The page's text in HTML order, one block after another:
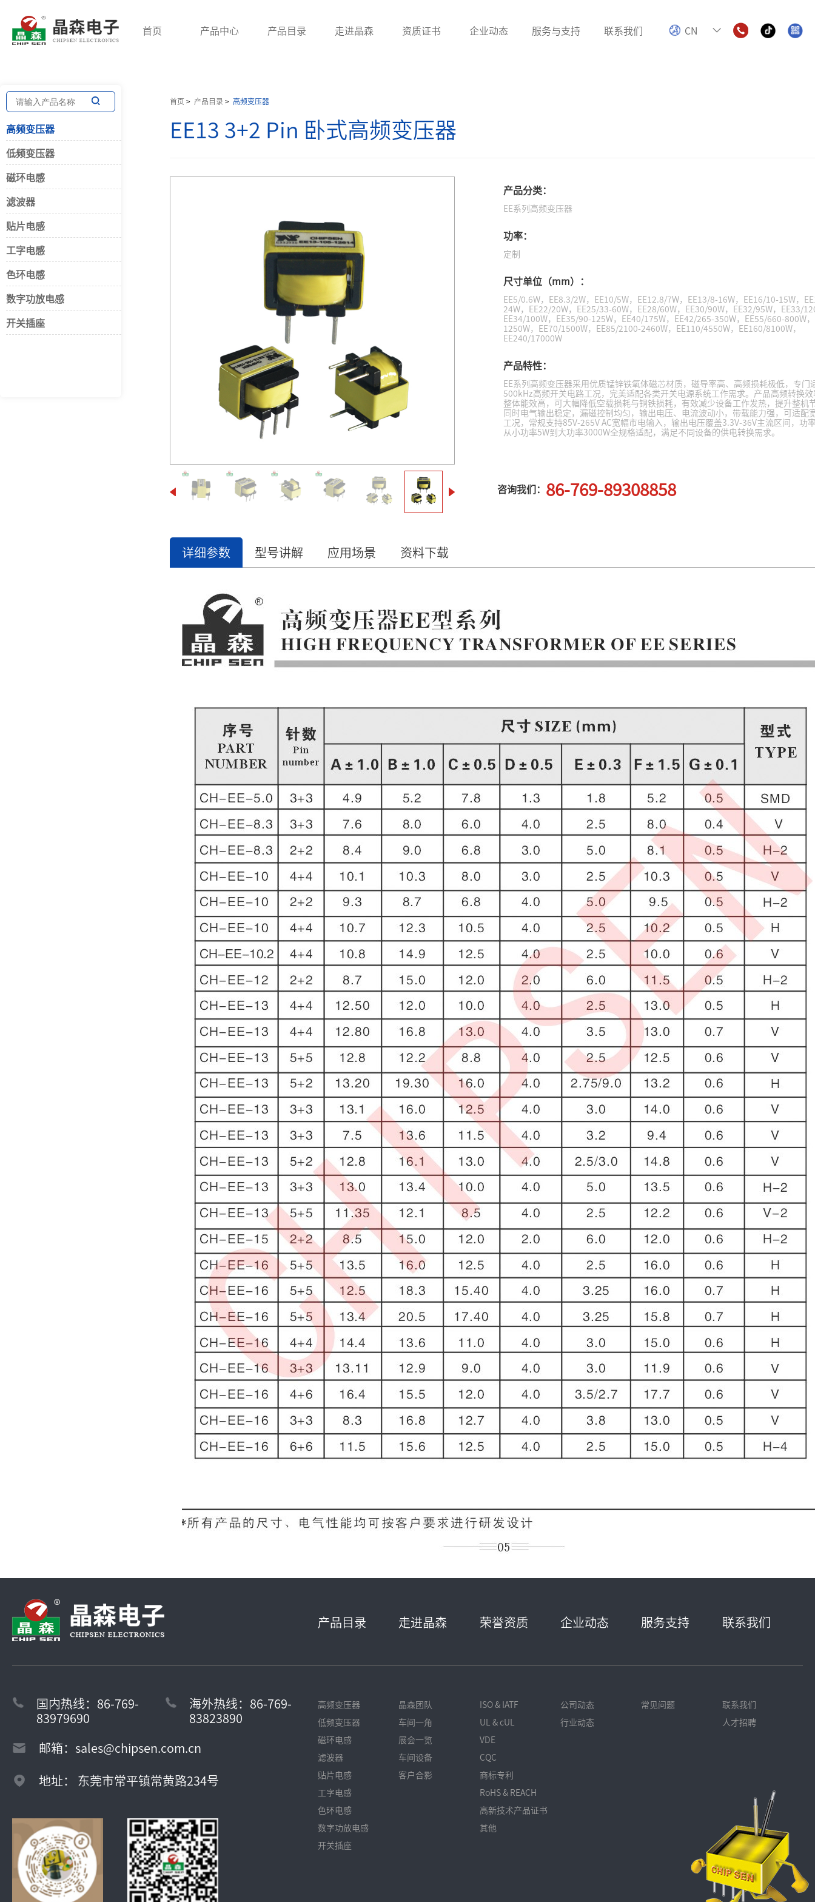
首页 产品中心 产品目录 走进晶森 资质证书 企业动态 服务与支持 联系我们 CN
高频变压器
开关电源变压器
脉冲变压器
回归变压器
贴片变压器
储能变压器
网络变压器
电流互感器
平板变压器
低频变压器 磁环电感
共模电感
UU系列滤波器
贴片绕线电感
高频变压器
低频变压器
磁环电感
滤波器
贴片电感
工字电感
色环电感
数字功放电感
开关插座
首页 > 产品目录> 高频变压器
EE13 3+2 Pin 卧式高频变压器
产品分类：
EE系列高频变压器
功率：
定制
尺寸单位（mm）：
EE5/0.6W，EE8.3/2W，EE10/5W，EE12.8/7W，EE13/8-16W，EE16/10-15W，
24W，EE22/20W，EE25/33-60W，EE28/60W，EE30/90W，EE32/95W，EE33/
EE34/100W，EE35/90-125W，EE40/175W，EE42/265-350W，EE55/660-800W
1250W，EE70/1500W，EE85/2100-2460W，EE110/4550W，EE160/8100W，
EE240/17000W
产品特性：
EE系列高频变压器采用优质锰锌铁氧体磁芯材质，磁导率高、高频损耗极低，专门
500kHz高频开关电路工况，完美适配各类开关电源系统工作需求。产品高频转换
整体能效高，可大幅降低空载损耗与铜铁损耗，有效减少设备工作发热，提升整机
同时电气输出稳定，漏磁控制均匀，输出电压、电流波动小，带载能力强，可适配
工况，常规支持85V-265V AC宽幅市电输入，输出电压覆盖3.3V-36V主流区间，功
从小功率5W到大功率3000W全规格适配，满足不同设备的供电转换需求。
源：如路由器、智能音箱、机顶盒的12V/0.5A-1A电源。 小家电电源：电动牙刷、
灯等的内置电源。 2. 辅助电源（Auxiliary Power）： 在大型电器（如洗衣机、空
咨询我们： 86-769-89308858
详细参数 型号讲解 应用场景 资料下载
产品目录 走进晶森 荣誉资质 企业动态 服务支持 联系我们
国内热线：86-769-
83979690
海外热线：86-769-
83823890
邮箱：sales@chipsen.com.cn
地址： 东莞市常平镇常黄路234号
高频变压器
低频变压器
磁环电感
滤波器
贴片电感
工字电感
色环电感
数字功放电感
开关插座
晶森团队
车间一角
展会一览
车间设备
客户合影
ISO & IATF
UL & cUL
VDE
CQC
商标专利
RoHS & REACH
高新技术产品证书
其他
公司动态
行业动态
常见问题
联系我们
人才招聘